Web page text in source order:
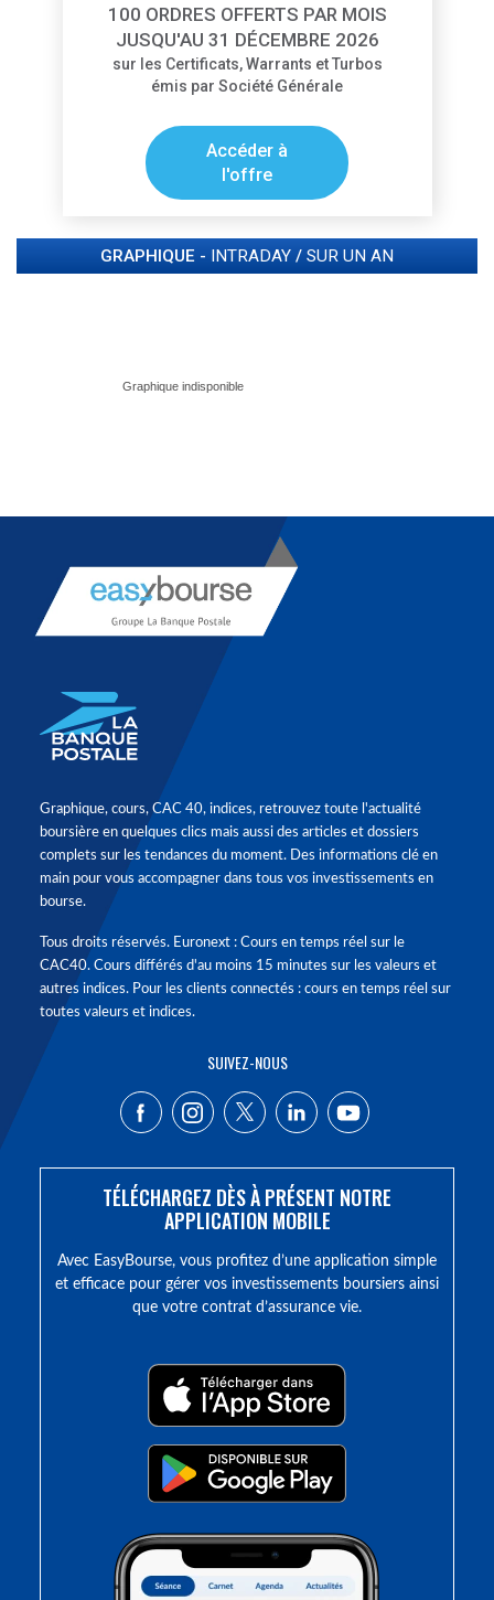
100 ORDRES OFFERTS PAR MOIS
JUSQU'AU 31 DÉCEMBRE 2026
sur les Certificats, Warrants et Turbos
émis par Société Générale
Accéder à
l'offre
GRAPHIQUE - INTRADAY / SUR UN AN
Graphique, cours, CAC 40, indices, retrouvez toute l'actualité
boursière en quelques clics mais aussi des articles et dossiers
complets sur les tendances du moment. Des informations clé en
main pour vous accompagner dans tous vos investissements en
bourse.
Tous droits réservés. Euronext : Cours en temps réel sur le
CAC40. Cours différés d'au moins 15 minutes sur les valeurs et
autres indices. Pour les clients connectés : cours en temps réel sur
toutes valeurs et indices.
SUIVEZ-NOUS
TÉLÉCHARGEZ DÈS À PRÉSENT NOTRE
APPLICATION MOBILE
Avec EasyBourse, vous profitez d’une application simple
et efficace pour gérer vos investissements boursiers ainsi
que votre contrat d’assurance vie.